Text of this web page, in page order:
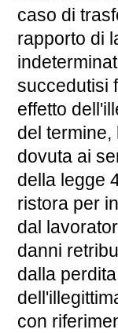
caso di
rapporto di
succedutisi
effetto
del termine,
dovuta ai
della legge
ristora per
dal
danni
dalla
con